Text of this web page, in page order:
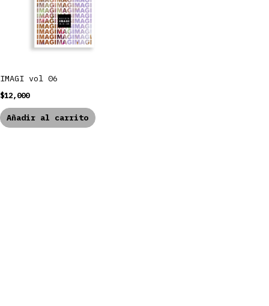
IMAGI vol 06
$12,000
Añadir al carrito